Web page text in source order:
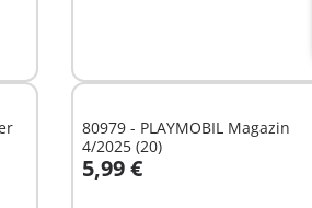
80979 - PLAYMOBIL Magazin
4/2025 (20)
5,99 €
In den Warenkorb